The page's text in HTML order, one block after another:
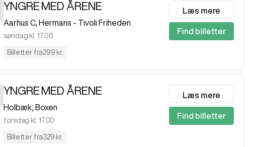
YNGRE MED ÅRENE
Aarhus C, Hermans - Tivoli Friheden
søndag kl. 17.00
Billetter fra299 kr.
Læs mere
Find billetter
YNGRE MED ÅRENE
Holbæk Boxen
torsdag kl. 17.00
Billetter fra329 kr.
Læs mere
Find billetter